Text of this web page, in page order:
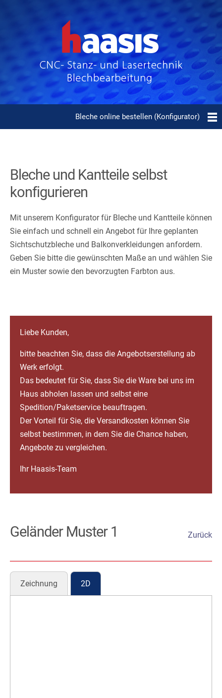
Bleche online bestellen (Konfigurator)
Bleche und Kantteile selbst
konfigurieren
Mit unserem Konfigurator für Bleche und Kantteile können
Sie einfach und schnell ein Angebot für Ihre geplanten
Sichtschutzbleche und Balkonverkleidungen anfordern.
Geben Sie bitte die gewünschten Maße an und wählen Sie
ein Muster sowie den bevorzugten Farbton aus.
Liebe Kunden,
bitte beachten Sie, dass die Angebotserstellung ab
Werk erfolgt.
Das bedeutet für Sie, dass Sie die Ware bei uns im
Haus abholen lassen und selbst eine
Spedition/Paketservice beauftragen.
Der Vorteil für Sie, die Versandkosten können Sie
selbst bestimmen, in dem Sie die Chance haben,
Angebote zu vergleichen.
Ihr Haasis-Team
Geländer Muster 1 Zurück
Zeichnung 2D